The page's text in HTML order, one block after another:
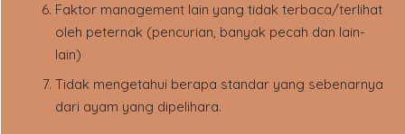
Faktor management lain yang tidak terbaca/terlihat
oleh peternak (pencurian, banyak pecah dan lain-
lain)
Tidak mengetahui berapa standar yang sebenarnya
dari ayam yang dipelihara.